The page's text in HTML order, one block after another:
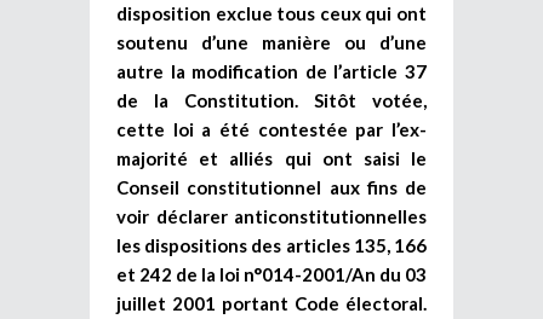
disposition exclue tous ceux qui ont
soutenu d’une manière ou d’une
autre la modification de l’article 37
de la Constitution. Sitôt votée,
cette loi a été contestée par l’ex-
majorité et alliés qui ont saisi le
Conseil constitutionnel aux fins de
voir déclarer anticonstitutionnelles
les dispositions des articles 135, 166
et 242 de la loi n°014-2001/An du 03
juillet 2001 portant Code électoral.